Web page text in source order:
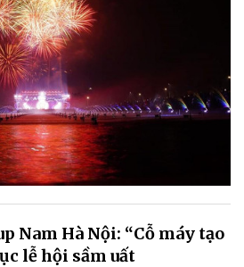
Nam Hà Nội: “Cỗ máy tạo
lễ hội sầm uất